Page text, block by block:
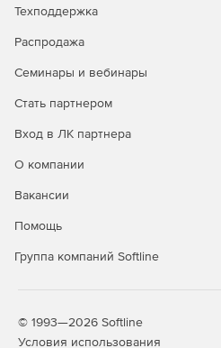
Техподдержка
Распродажа
Семинары и вебинары
Стать партнером
Вход в ЛК партнера
О компании
Вакансии
Помощь
Группа компаний Softline
© 1993—2026 Softline
Условия использования